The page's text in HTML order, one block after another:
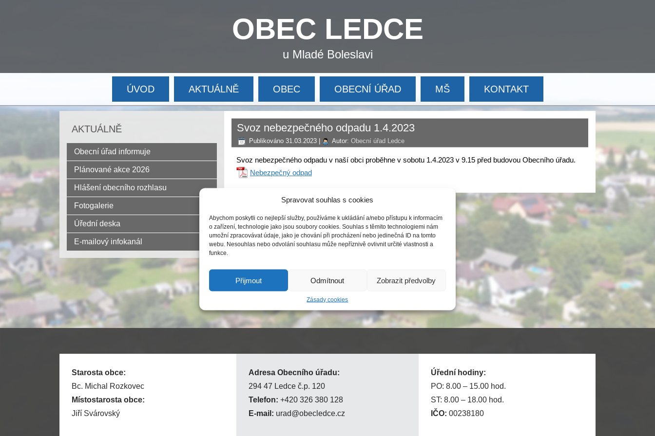
Spravovat souhlas s cookies
Abychom poskytli co nejlepší služby, používáme k ukládání a/nebo přístupu k informacím
o zařízení, technologie jako jsou soubory cookies. Souhlas s těmito technologiemi nám
umožní zpracovávat údaje, jako je chování při procházení nebo jedinečná ID na tomto
webu. Nesouhlas nebo odvolání souhlasu může nepříznivě ovlivnit určité vlastnosti a
funkce.
Přijmout Odmítnout Zobrazit předvolby
Zásady cookies
OBEC LEDCE
u Mladé Boleslavi
ÚVOD AKTUÁLNĚ OBEC OBECNÍ ÚŘAD MŠ KONTAKT
AKTUÁLNĚ
Obecní úřad informuje
Plánované akce 2026
Hlášení obecního rozhlasu
Fotogalerie
Úřední deska
E-mailový infokanál
Svoz nebezpečného odpadu 1.4.2023
Publikováno 31.03.2023 Autor: Obecní úřad Ledce
Svoz nebezpečného odpadu v naší obci proběhne v sobotu 1.4.2023 v 9.15 před budovou Obecního úřadu.
Nebezpečný odpad
Starosta obce:
Bc. Michal Rozkovec
Místostarosta obce:
Jiří Svárovský
Adresa Obecního úřadu:
294 47 Ledce č.p. 120
Telefon: +420 326 380 128
E-mail: urad@obecledce.cz
Úřední hodiny:
PO: 8.00 – 15.00 hod.
ST: 8.00 – 18.00 hod.
IČO: 00238180